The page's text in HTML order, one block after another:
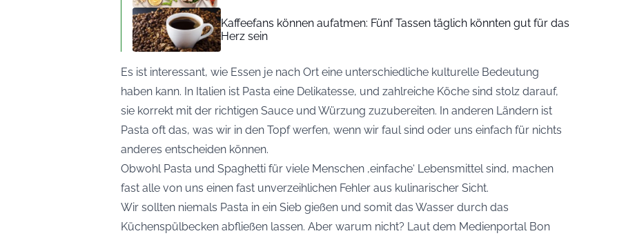
Kaffeefans können aufatmen: Fünf Tassen täglich könnten gut für das
Herz sein
Es ist interessant, wie Essen je nach Ort eine unterschiedliche kulturelle Bedeutung
haben kann. In Italien ist Pasta eine Delikatesse, und zahlreiche Köche sind stolz darauf,
sie korrekt mit der richtigen Sauce und Würzung zuzubereiten. In anderen Ländern ist
Pasta oft das, was wir in den Topf werfen, wenn wir faul sind oder uns einfach für nichts
anderes entscheiden können.
Obwohl Pasta und Spaghetti für viele Menschen ‚einfache‘ Lebensmittel sind, machen
fast alle von uns einen fast unverzeihlichen Fehler aus kulinarischer Sicht.
Wir sollten niemals Pasta in ein Sieb gießen und somit das Wasser durch das
Küchenspülbecken abfließen lassen. Aber warum nicht? Laut dem Medienportal Bon